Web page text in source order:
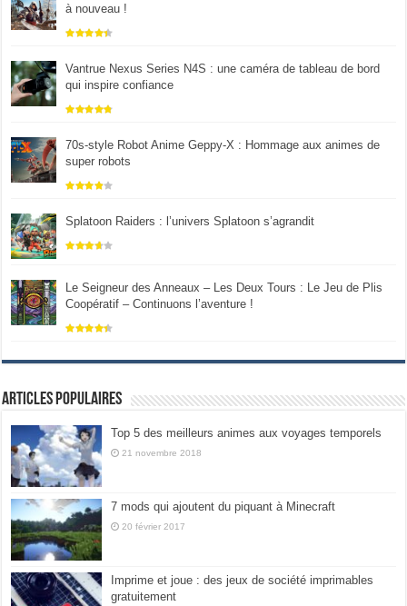
à nouveau !
Vantrue Nexus Series N4S : une caméra de tableau de bord
qui inspire confiance
70s-style Robot Anime Geppy-X : Hommage aux animes de
super robots
Splatoon Raiders : l’univers Splatoon s’agrandit
Le Seigneur des Anneaux – Les Deux Tours : Le Jeu de Plis
Coopératif – Continuons l’aventure !
Articles populaires
Top 5 des meilleurs animes aux voyages temporels
21 novembre 2018
7 mods qui ajoutent du piquant à Minecraft
20 février 2017
Imprime et joue : des jeux de société imprimables
gratuitement